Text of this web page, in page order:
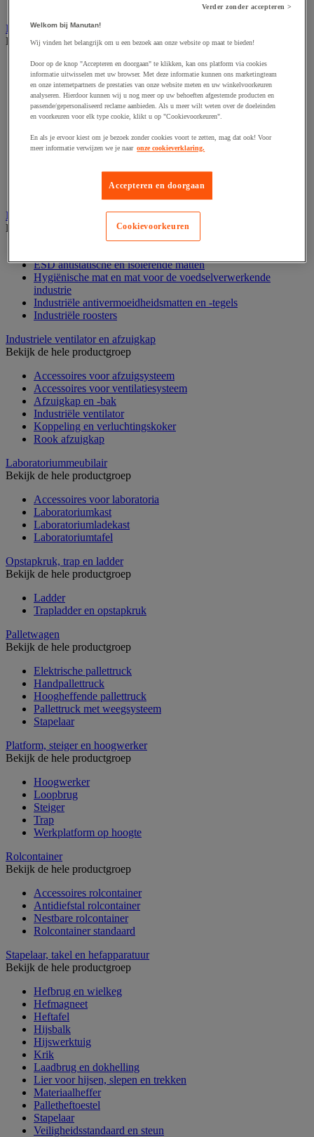
Industriële en magazijnstellingen
Bekijk de hele productgroep
Doorschuifstelling en doorrolstelling
Draagarmstelling voor lange lasten
Entresol voor magazijn
Lichte stelling
Middelzware stelling
Rek voor haspels en spoelen
Stelling voor detail- en groothandel
Industriële mat, tegel en rooster
Bekijk de hele productgroep
ESD antistatische en isolerende matten
Hygiënische mat en mat voor de voedselverwerkende
industrie
Industriële antivermoeidheidsmatten en -tegels
Industriële roosters
Industriele ventilator en afzuigkap
Bekijk de hele productgroep
Accessoires voor afzuigsysteem
Accessoires voor ventilatiesysteem
Afzuigkap en -bak
Industriële ventilator
Koppeling en verluchtingskoker
Rook afzuigkap
Laboratoriummeubilair
Bekijk de hele productgroep
Accessoires voor laboratoria
Laboratoriumkast
Laboratoriumladekast
Laboratoriumtafel
Opstapkruk, trap en ladder
Bekijk de hele productgroep
Ladder
Trapladder en opstapkruk
Palletwagen
Bekijk de hele productgroep
Elektrische pallettruck
Handpallettruck
Hoogheffende pallettruck
Pallettruck met weegsysteem
Stapelaar
Platform, steiger en hoogwerker
Bekijk de hele productgroep
Hoogwerker
Loopbrug
Steiger
Trap
Werkplatform op hoogte
Rolcontainer
Bekijk de hele productgroep
Accessoires rolcontainer
Antidiefstal rolcontainer
Nestbare rolcontainer
Rolcontainer standaard
Stapelaar, takel en hefapparatuur
Bekijk de hele productgroep
Hefbrug en wielkeg
Hefmagneet
Heftafel
Hijsbalk
Hijswerktuig
Krik
Laadbrug en dokhelling
Lier voor hijsen, slepen en trekken
Materiaalheffer
Palletheftoestel
Stapelaar
Veiligheidsstandaard en steun
Verder zonder accepteren >
Welkom bij Manutan!
Wij vinden het belangrijk om u een bezoek aan onze website op maat te bieden!
Door op de knop "Accepteren en doorgaan" te klikken, kan ons platform via cookies
informatie uitwisselen met uw browser. Met deze informatie kunnen ons marketingteam
en onze internetpartners de prestaties van onze website meten en uw winkelvoorkeuren
analyseren. Hierdoor kunnen wij u nog meer op uw behoeften afgestemde producten en
passende/gepersonaliseerd reclame aanbieden. Als u meer wilt weten over de doeleinden
en voorkeuren voor elk type cookie, klikt u op "Cookievoorkeuren".
En als je ervoor kiest om je bezoek zonder cookies voort te zetten, mag dat ook! Voor
meer informatie verwijzen we je naar onze cookieverklaring.
Accepteren en doorgaan
Cookievoorkeuren